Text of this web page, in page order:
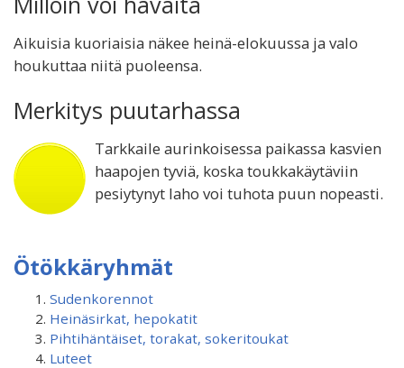
Aikuisia kuoriaisia näkee heinä-elokuussa ja valo
houkuttaa niitä puoleensa.
Merkitys puutarhassa
Tarkkaile aurinkoisessa paikassa kasvien
haapojen tyviä, koska toukkakäytäviin
pesiytynyt laho voi tuhota puun nopeasti.
Ötökkäryhmät
Sudenkorennot
Heinäsirkat, hepokatit
Pihtihäntäiset, torakat, sokeritoukat
Luteet